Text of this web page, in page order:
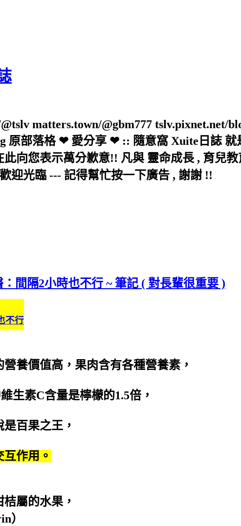
matters.town/@gbm777 tslv.pixnet.net/
原部落格 ❤ 愛分享 ❤ :: 隨意窩 Xuite日誌
向您表示萬分歉意!! 凡與 靈命成長 , 育兒
迎光臨 --- 記得幫忙按一下廣告 , 謝謝 !!
間隔2小時也不行 ~ 筆記 ( 對長輩很重要 )
不行
養價值高，果肉含有各種營養素，
生素C含量是檸檬的1.5倍，
百果之王，
作用。
屬的水果，
）